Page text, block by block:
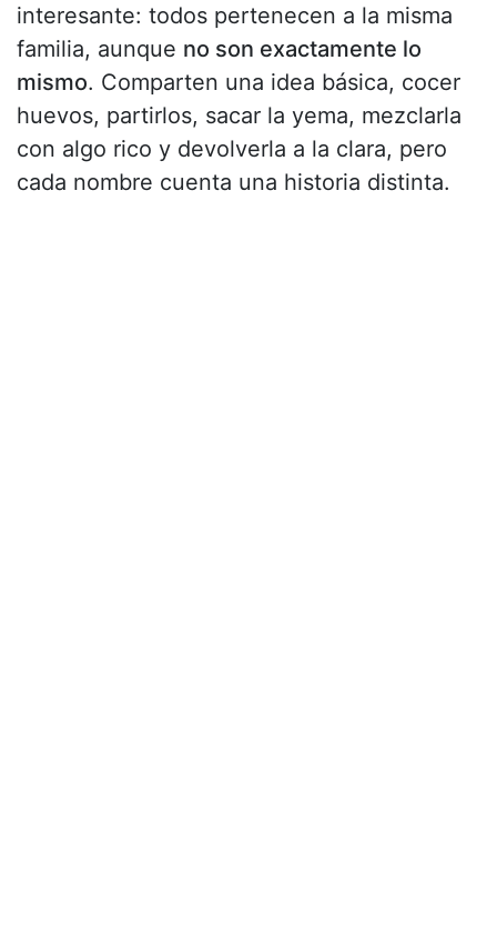
interesante: todos pertenecen a la misma
familia, aunque no son exactamente lo
mismo. Comparten una idea básica, cocer
huevos, partirlos, sacar la yema, mezclarla
con algo rico y devolverla a la clara, pero
cada nombre cuenta una historia distinta.